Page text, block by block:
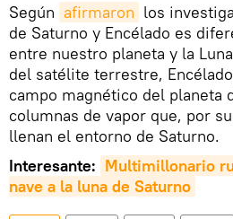
Según afirmaron los
de Saturno y Encélado es
entre nuestro planeta y la
del satélite terrestre,
campo magnético del planeta
columnas de vapor que, por
llenan el entorno de Saturno.
Interesante: Multimillonario
nave a la luna de Saturno